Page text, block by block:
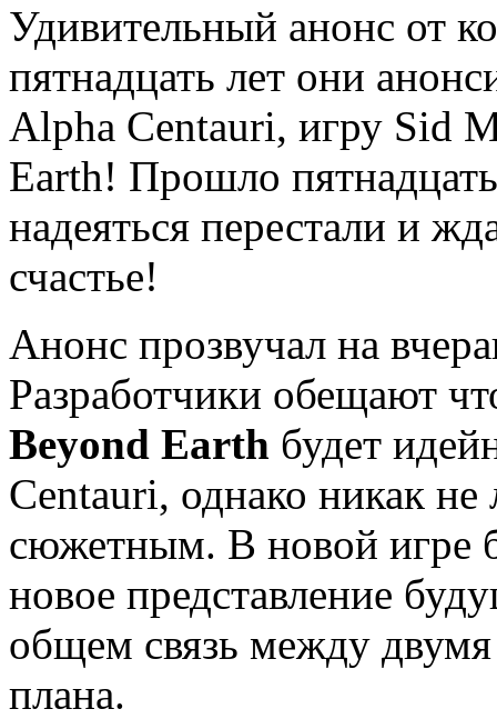
Удивительный анонс от
пятнадцать лет они
Alpha Centauri, игру Sid
Earth! Прошло
надеяться перестали и
счастье!
Анонс прозвучал на
Разработчики обещают
Beyond Earth будет
Centauri, однако никак
сюжетным. В новой игре
новое представление
общем связь между
плана.